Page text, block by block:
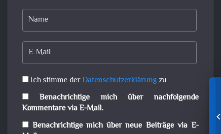
Ich stimme derDatenschutzerklärungzu
Benachrichtige mich über nachfolgende
Kommentare via E-Mail.
Benachrichtige mich über neue Beiträge via E-